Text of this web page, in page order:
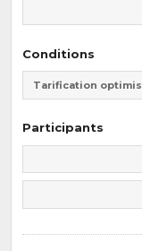
Conditions
Tarification
Participants